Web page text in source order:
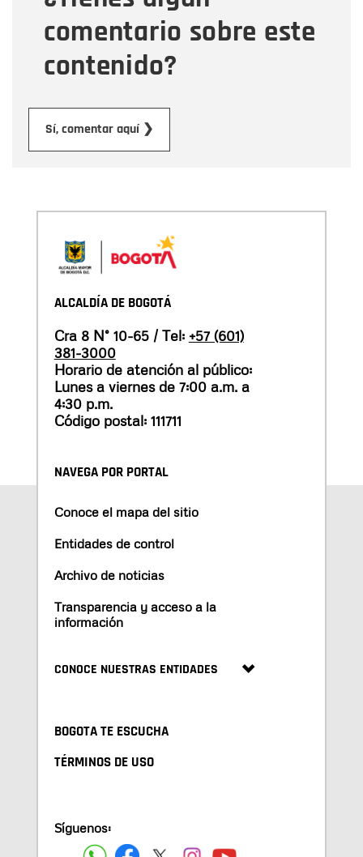
comentario sobre este
contenido?
Sí, comentar aquí ❯
ALCALDÍA DE BOGOTÁ
Cra 8 N° 10-65 / Tel: +57 (601)
381-3000
Horario de atención al público:
Lunes a viernes de 7:00 a.m. a
4:30 p.m.
Código postal: 111711
NAVEGA POR PORTAL
Conoce el mapa del sitio
Entidades de control
Archivo de noticias
Transparencia y acceso a la
información
CONOCE NUESTRAS ENTIDADES
BOGOTA TE ESCUCHA
TÉRMINOS DE USO
Síguenos: